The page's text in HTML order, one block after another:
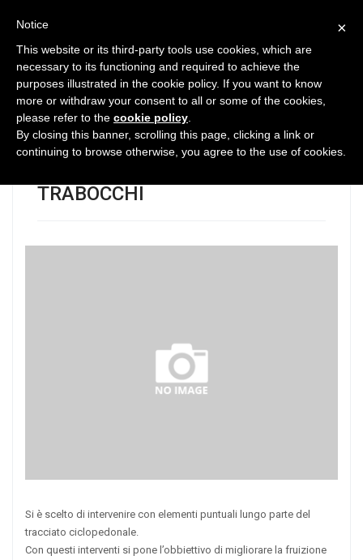
0 4433 0
INTERVENTI DI
RIQUALIFICAZIONE LUNGO VIA
TRABOCCHI
Si è scelto di intervenire con elementi puntuali lungo parte del
tracciato ciclopedonale.
Con questi interventi si pone l’obbiettivo di migliorare la fruizione
×
Notice
This website or its third-party tools use cookies, which are
necessary to its functioning and required to achieve the
purposes illustrated in the cookie policy. If you want to know
more or withdraw your consent to all or some of the cookies,
please refer to the cookie policy
By closing this banner, scrolling this page, clicking a link or
continuing to browse otherwise, you agree to the use of cookies.